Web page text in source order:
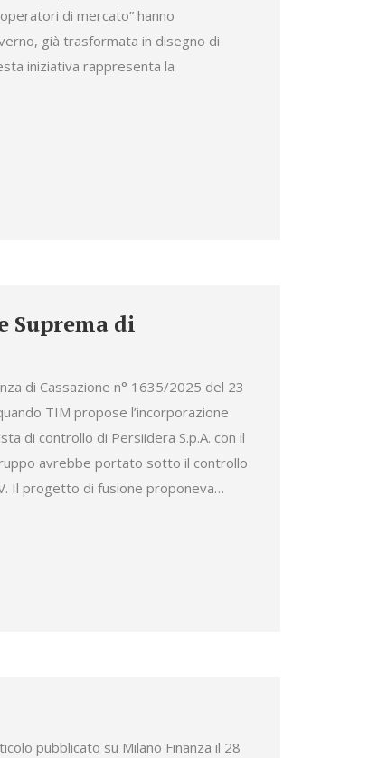
di mercato” hanno
già trasformata in disegno di
iniziativa rappresenta la
Suprema di
di Cassazione n° 1635/2025 del 23
TIM propose l’incorporazione
di controllo di Persiidera S.p.A. con il
avrebbe portato sotto il controllo
Il progetto di fusione proponeva…
pubblicato su Milano Finanza il 28